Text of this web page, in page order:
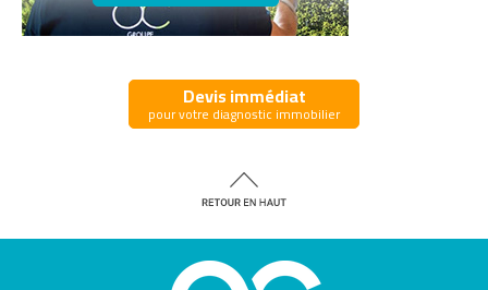
Devis immédiat
pour votre diagnostic immobilier